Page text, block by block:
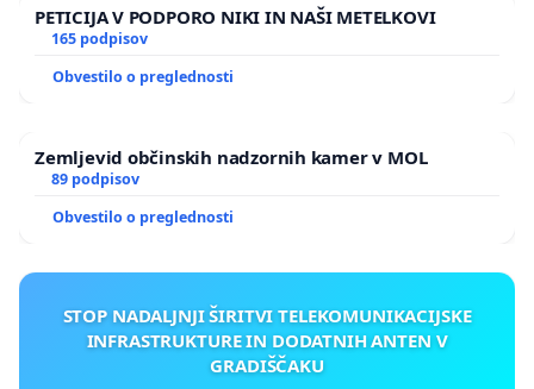
PETICIJA V PODPORO NIKI IN NAŠI METELKOVI
165 podpisov
Obvestilo o preglednosti
Zemljevid občinskih nadzornih kamer v MOL
89 podpisov
Obvestilo o preglednosti
STOP NADALJNJI ŠIRITVI TELEKOMUNIKACIJSKE
INFRASTRUKTURE IN DODATNIH ANTEN V
GRADIŠČAKU